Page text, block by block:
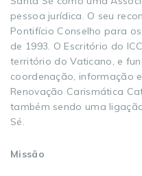
pessoa jurídica. O seu
Pontifício Conselho para
de 1993. O Escritório do
território do Vaticano, e
coordenação, informação
Renovação Carismática
também sendo uma
Sé.
Missão